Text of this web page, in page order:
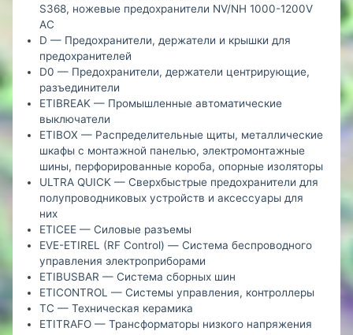
S368, ножевые предохранители NV/NH 1000-1200V
AC
D — Предохранители, держатели и крышки для
предохранителей
D0 — Предохранители, держатели центрирующие,
разъединители
ETIBREAK — Промышленные автоматические
выключатели
ETIBOX — Распределительные щиты, металлические
шкафы с монтажной панелью, электромонтажные
шины, перфорированные короба, опорные изоляторы
ULTRA QUICK — Сверхбыстрые предохранители для
полупроводниковых устройств и аксессуары для
них
ETICEE — Силовые разъемы
EVE-ETIREL (RF Control) — Система беспроводного
управления электроприборами
ETIBUSBAR — Система сборных шин
ETICONTROL — Системы управления, контроллеры
TC — Техническая керамика
ETITRAFO — Трансформаторы низкого напряжения